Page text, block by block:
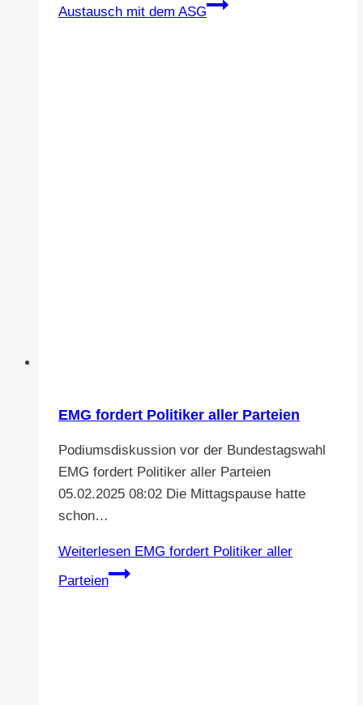
Austausch mit dem ASG
EMG fordert Politiker aller Parteien
Podiumsdiskussion vor der Bundestagswahl
EMG fordert Politiker aller Parteien
05.02.2025 08:02 Die Mittagspause hatte
schon…
Weiterlesen EMG fordert Politiker aller
Parteien